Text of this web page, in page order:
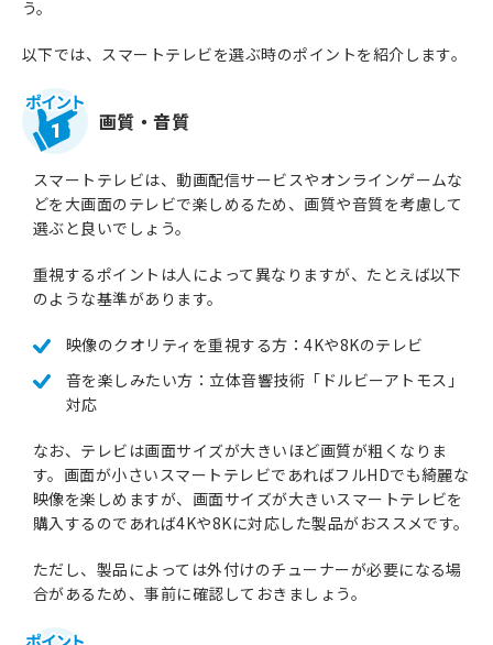
う。
以下では、スマートテレビを選ぶ時のポイントを紹介します。
1 画質・音質
スマートテレビは、動画配信サービスやオンラインゲームな
どを大画面のテレビで楽しめるため、画質や音質を考慮して
選ぶと良いでしょう。
重視するポイントは人によって異なりますが、たとえば以下
のような基準があります。
映像のクオリティを重視する方：4Kや8Kのテレビ
音を楽しみたい方：立体音響技術「ドルビーアトモス」
対応
なお、テレビは画面サイズが大きいほど画質が粗くなりま
す。画面が小さいスマートテレビであればフルHDでも綺麗な
映像を楽しめますが、画面サイズが大きいスマートテレビを
購入するのであれば4Kや8Kに対応した製品がおススメです。
ただし、製品によっては外付けのチューナーが必要になる場
合があるため、事前に確認しておきましょう。